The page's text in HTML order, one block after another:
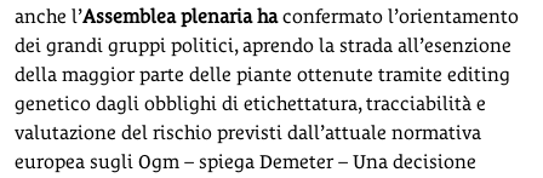
anche l’Assemblea plenaria haconfermato l’orientamento
dei grandi gruppi politici, aprendo la strada all’esenzione
della maggior parte delle piante ottenute tramite editing
genetico dagli obblighi di etichettatura, tracciabilità e
valutazione del rischio previsti dall’attuale normativa
europea sugli Ogm – spiega Demeter – Una decisione